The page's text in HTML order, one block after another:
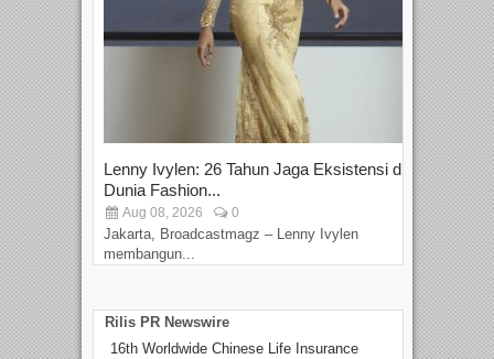
Lenny Ivylen: 26 Tahun Jaga Eksistensi di
Dunia Fashion...
Aug 08, 2026 0
Jakarta, Broadcastmagz – Lenny Ivylen
membangun...
Rilis PR Newswire
16th Worldwide Chinese Life Insurance